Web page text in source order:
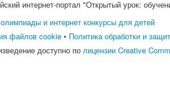
интернет-портал "Открытый урок:
и интернет конкурсы для детей
файлов cookie • Политика обработки и
доступно полицензии Creative